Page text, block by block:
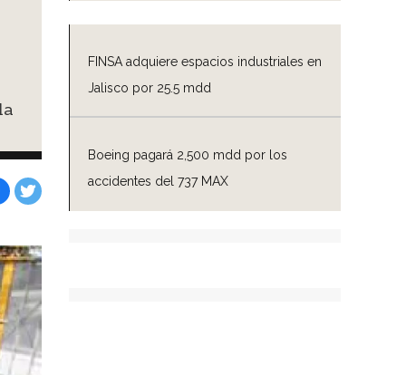
FINSA adquiere espacios industriales en
Jalisco por 25.5 mdd
Boeing pagará 2,500 mdd por los
accidentes del 737 MAX